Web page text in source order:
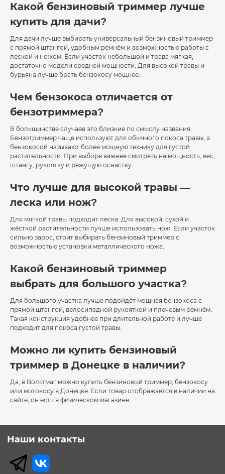
Какой бензиновый триммер лучше
купить для дачи?
Для дачи лучше выбирать универсальный бензиновый триммер
с прямой штангой, удобным ремнём и возможностью работы с
леской и ножом. Если участок небольшой и трава мягкая,
достаточно модели средней мощности. Для высокой травы и
бурьяна лучше брать бензокосу мощнее.
Чем бензокоса отличается от
бензотриммера?
В большинстве случаев это близкие по смыслу названия.
Бензотриммер чаще используют для обычного покоса травы, а
бензокосой называют более мощную технику для густой
растительности. При выборе важнее смотреть на мощность, вес,
штангу, рукоятку и режущую оснастку.
Что лучше для высокой травы —
леска или нож?
Для мягкой травы подходит леска. Для высокой, сухой и
жёсткой растительности лучше использовать нож. Если участок
сильно зарос, стоит выбирать бензиновый триммер с
возможностью установки металлического ножа.
Какой бензиновый триммер
выбрать для большого участка?
Для большого участка лучше подойдёт мощная бензокоса с
прямой штангой, велосипедной рукояткой и плечевым ремнём.
Такая конструкция удобнее при длительной работе и лучше
подходит для покоса густой травы.
Можно ли купить бензиновый
триммер в Донецке в наличии?
Да, в Вольтмаг можно купить бензиновый триммер, бензокосу
или мотокосу в Донецке. Если товар отображается в наличии на
сайте, он есть в физическом магазине.
Наши контакты